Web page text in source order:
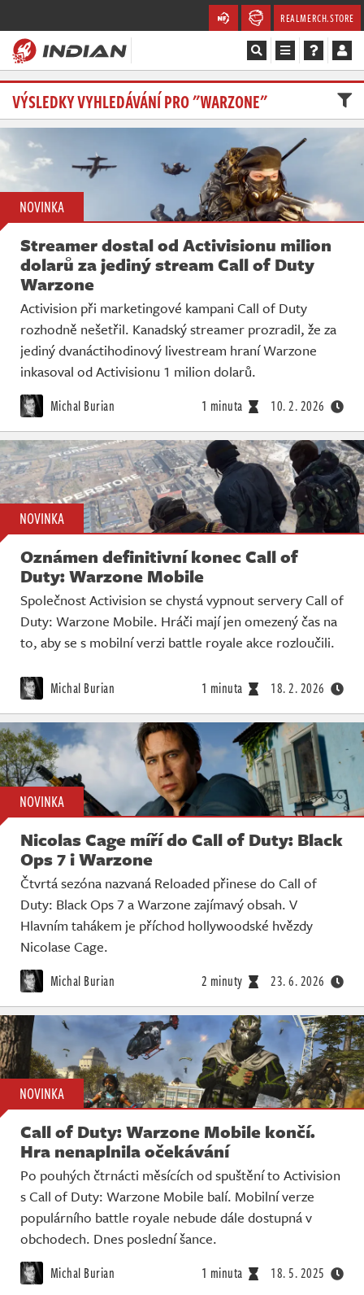
REALMERCH.STORE
Magazín
Recenze
Videa
Soutěže
Databáze
Komunita
Redakce
Živě
VÝSLEDKY VYHLEDÁVÁNÍ PRO "WARZONE"
NOVINKA
Streamer dostal od Activisionu milion
dolarů za jediný stream Call of Duty
Warzone
Activision při marketingové kampani Call of Duty
rozhodně nešetřil. Kanadský streamer prozradil, že za
jediný dvanáctihodinový livestream hraní Warzone
inkasoval od Activisionu 1 milion dolarů.
Michal Burian 1 minuta 10. 2. 2026
NOVINKA
Oznámen definitivní konec Call of
Duty: Warzone Mobile
Společnost Activision se chystá vypnout servery Call of
Duty: Warzone Mobile. Hráči mají jen omezený čas na
to, aby se s mobilní verzi battle royale akce rozloučili.
Michal Burian 1 minuta 18. 2. 2026
NOVINKA
Nicolas Cage míří do Call of Duty: Black
Ops 7 i Warzone
Čtvrtá sezóna nazvaná Reloaded přinese do Call of
Duty: Black Ops 7 a Warzone zajímavý obsah. V
Hlavním tahákem je příchod hollywoodské hvězdy
Nicolase Cage.
Michal Burian 2 minuty 23. 6. 2026
NOVINKA
Call of Duty: Warzone Mobile končí.
Hra nenaplnila očekávání
Po pouhých čtrnácti měsících od spuštění to Activision
s Call of Duty: Warzone Mobile balí. Mobilní verze
populárního battle royale nebude dále dostupná v
obchodech. Dnes poslední šance.
Michal Burian 1 minuta 18. 5. 2025